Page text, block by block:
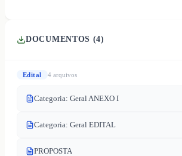
DOCUMENTOS (4)
Edital 4arquivos
Categoria: Geral ANEXO I
Categoria: Geral EDITAL
PROPOSTA